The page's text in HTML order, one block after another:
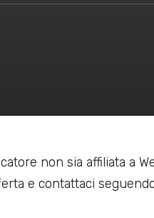
non sia affiliata a
e contattaci